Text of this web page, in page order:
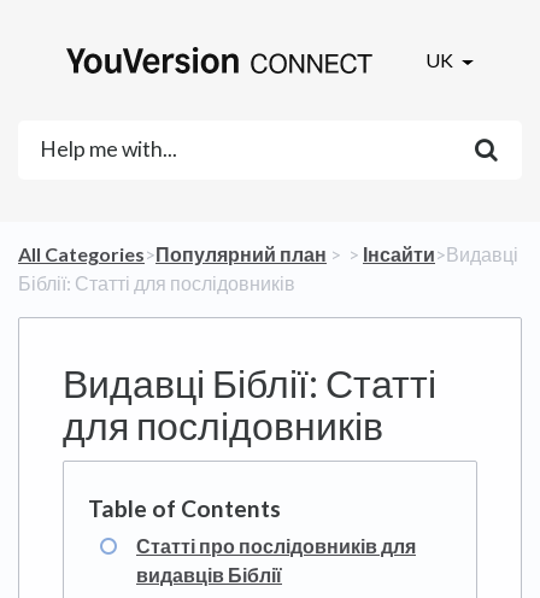
UK
All Categories​>​​Популярний план ​ > ​ ​ > ​ ​Інсайти​>​ Видавці
Біблії: Статті для послідовників
Видавці Біблії: Статті
для послідовників
Статті про послідовників для
видавців Біблії